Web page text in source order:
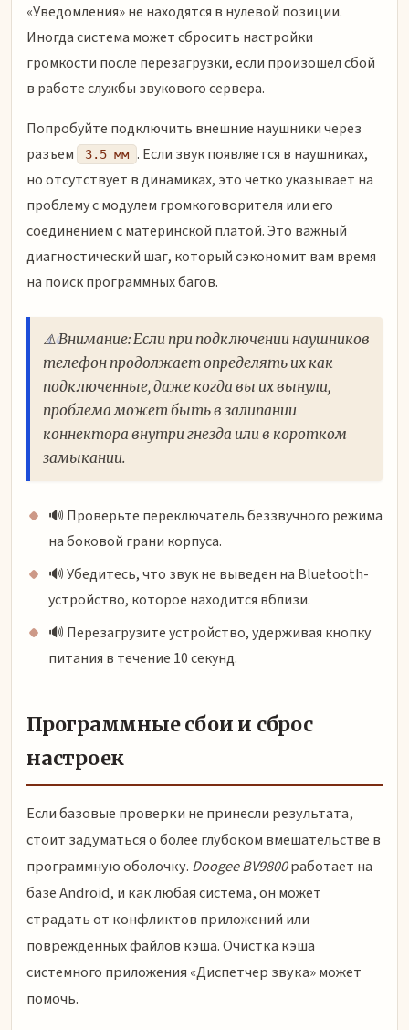
«Уведомления» не находятся в нулевой позиции.
Иногда система может сбросить настройки
громкости после перезагрузки, если произошел сбой
в работе службы звукового сервера.
Попробуйте подключить внешние наушники через
разъем
3.5 мм . Если звук появляется в наушниках,
но отсутствует в динамиках, это четко указывает на
проблему с модулем громкоговорителя или его
соединением с материнской платой. Это важный
диагностический шаг, который сэкономит вам время
на поиск программных багов.
⚠️ Внимание: Если при подключении наушников
телефон продолжает определять их как
подключенные, даже когда вы их вынули,
проблема может быть в залипании
коннектора внутри гнезда или в коротком
замыкании.
🔊 Проверьте переключатель беззвучного режима
на боковой грани корпуса.
🔊 Убедитесь, что звук не выведен на Bluetooth-
устройство, которое находится вблизи.
🔊 Перезагрузите устройство, удерживая кнопку
питания в течение 10 секунд.
Программные сбои и сброс
настроек
Если базовые проверки не принесли результата,
стоит задуматься о более глубоком вмешательстве в
программную оболочку. Doogee BV9800работает на
базе Android, и как любая система, он может
страдать от конфликтов приложений или
поврежденных файлов кэша. Очистка кэша
системного приложения «Диспетчер звука» может
помочь.